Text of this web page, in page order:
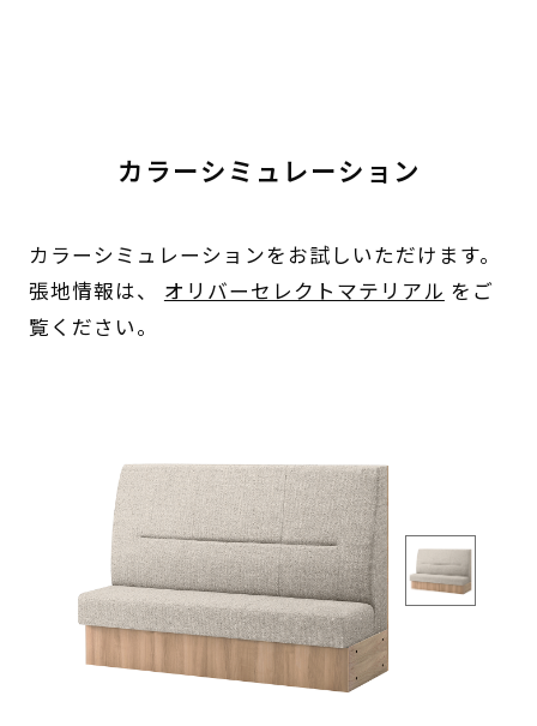
カラーシミュレーション
カラーシミュレーションをお試しいただけます。
張地情報は、 オリバーセレクトマテリアル をご
覧ください。